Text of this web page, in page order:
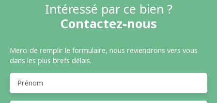
Intéressé par ce bien ?
Contactez-nous
Merci de remplir le formulaire, nous reviendrons vers vous
dans les plus brefs délais.
Prénom